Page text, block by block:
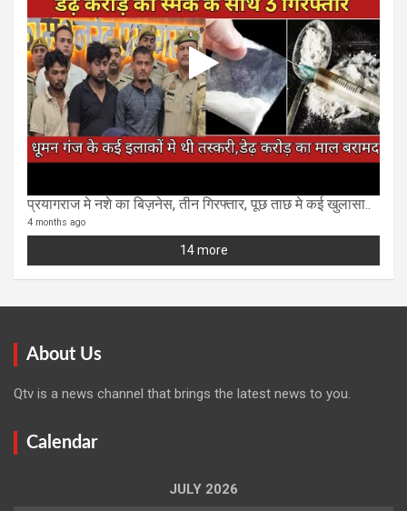
प्रयागराज मे नशे का बिज़नेस, तीन गिरफ्तार, पूछ ताछ मे कई खुलासा..
4 months ago
14 more
About Us
Qtv is a news channel that brings the latest news to you.
Calendar
JULY 2026